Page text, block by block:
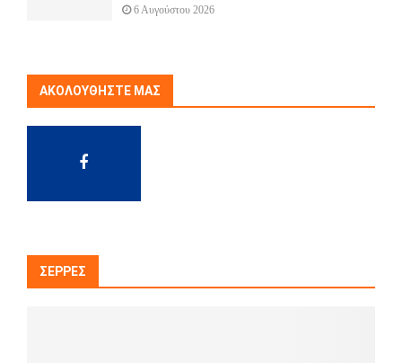
6 Αυγούστου 2026
ΑΚΟΛΟΥΘΉΣΤΕ ΜΑΣ
ΣΈΡΡΕΣ